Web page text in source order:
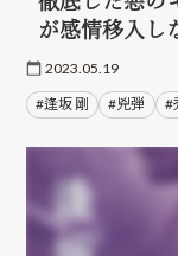
が感情移入し
2023.05.19
#逢坂 剛 #兇弾 #